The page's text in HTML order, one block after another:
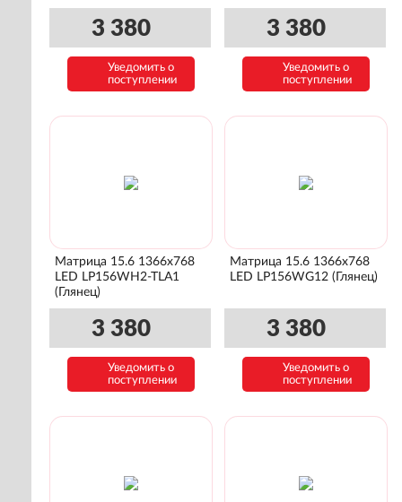
3 380
Уведомить о
поступлении
3 380
Уведомить о
поступлении
Матрица 15.6 1366x768
LED LP156WH2-TLA1
(Глянец)
3 380
Уведомить о
поступлении
Матрица 15.6 1366x768
LED LP156WG12 (Глянец)
3 380
Уведомить о
поступлении